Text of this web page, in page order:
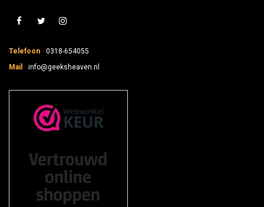
Telefoon
0318-654055
Mail
info@geeksheaven.nl